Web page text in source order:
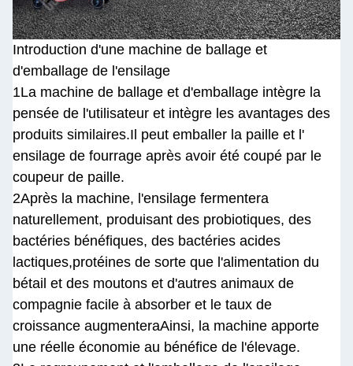
Introduction d'une machine de ballage et
d'emballage de l'ensilage
1La machine de ballage et d'emballage intègre la
pensée de l'utilisateur et intègre les avantages des
produits similaires.Il peut emballer la paille et l'
ensilage de fourrage après avoir été coupé par le
coupeur de paille.
2Après la machine, l'ensilage fermentera
naturellement, produisant des probiotiques, des
bactéries bénéfiques, des bactéries acides
lactiques,protéines de sorte que l'alimentation du
bétail et des moutons et d'autres animaux de
compagnie facile à absorber et le taux de
croissance augmenteraAinsi, la machine apporte
une réelle économie au bénéfice de l'élevage.